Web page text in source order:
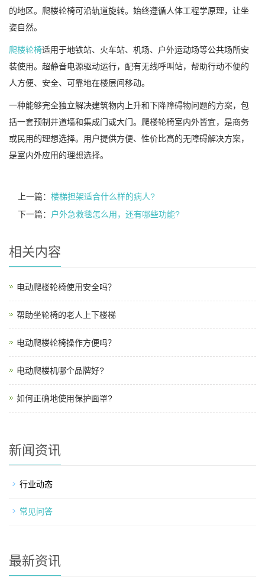
的地区。爬楼轮椅可沿轨道旋转。始终遵循人体工程学原理，让坐
姿自然。
爬楼轮椅适用于地铁站、火车站、机场、户外运动场等公共场所安
装使用。超静音电源驱动运行，配有无线呼叫站，帮助行动不便的
人方便、安全、可靠地在楼层间移动。
一种能够完全独立解决建筑物内上升和下降障碍物问题的方案，包
括一套预制井道墙和集成门或大门。爬楼轮椅室内外皆宜，是商务
或民用的理想选择。用户提供方便、性价比高的无障碍解决方案，
是室内外应用的理想选择。
上一篇： 楼梯担架适合什么样的病人?
下一篇： 户外急救毯怎么用，还有哪些功能?
相关内容
电动爬楼轮椅使用安全吗？
帮助坐轮椅的老人上下楼梯
电动爬楼轮椅操作方便吗？
电动爬楼机哪个品牌好?
如何正确地使用保护面罩?
新闻资讯
行业动态
常见问答
最新资讯